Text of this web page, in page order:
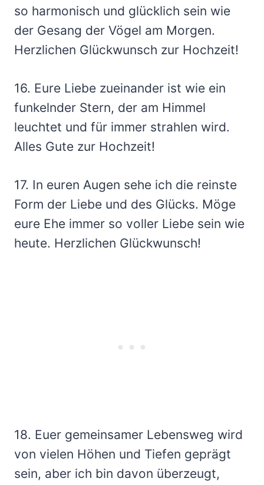
so harmonisch und glücklich sein wie
der Gesang der Vögel am Morgen.
Herzlichen Glückwunsch zur Hochzeit!
16. Eure Liebe zueinander ist wie ein
funkelnder Stern, der am Himmel
leuchtet und für immer strahlen wird.
Alles Gute zur Hochzeit!
17. In euren Augen sehe ich die reinste
Form der Liebe und des Glücks. Möge
eure Ehe immer so voller Liebe sein wie
heute. Herzlichen Glückwunsch!
18. Euer gemeinsamer Lebensweg wird
von vielen Höhen und Tiefen geprägt
sein, aber ich bin davon überzeugt,